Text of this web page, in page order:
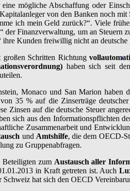
mögliche Abschaffung oder
von den Banken noch
ich mein Geld zurück?“. Viele
der Finanzverwaltung, um an
ihre Kunden freiwillig nicht an
Schritten Richtung
haben sich seit
Monaco und San Marion haben
35 % auf die Zinserträge
Zinsen auf die deutsche Steuer
sich aus den Informationspflichten
Zusammenarbeit und
und Amtshilfe, die dem OECD-
zu Gruppenabfragen.
zum Austausch aller
in Kraft getreten ist. Auch
hat sich den OECD